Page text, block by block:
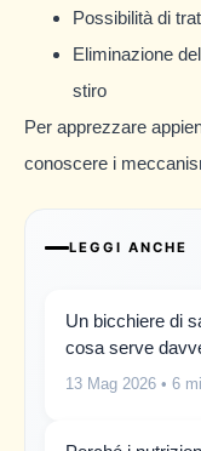
Possibilità di
Eliminazione
stiro
Per apprezzare
conoscere i
LEGGI ANCHE
Un bicchiere di
cosa serve
13 Mag 2026 • 6